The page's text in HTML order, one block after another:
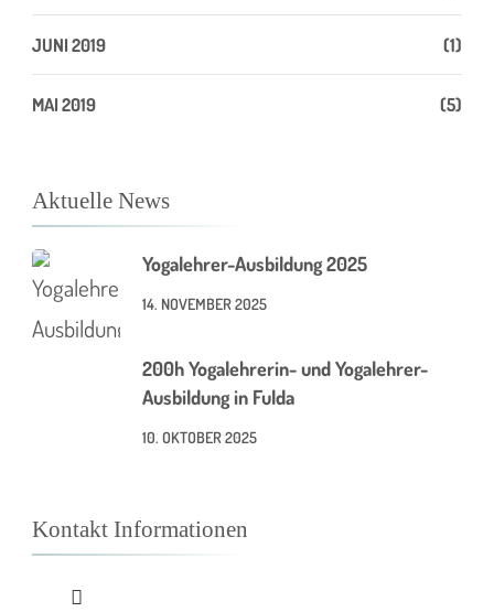
JUNI 2019 (1)
MAI 2019 (5)
Aktuelle News
Yogalehrer-Ausbildung 2025
14. NOVEMBER 2025
200h Yogalehrerin- und Yogalehrer-
Ausbildung in Fulda
10. OKTOBER 2025
Kontakt Informationen